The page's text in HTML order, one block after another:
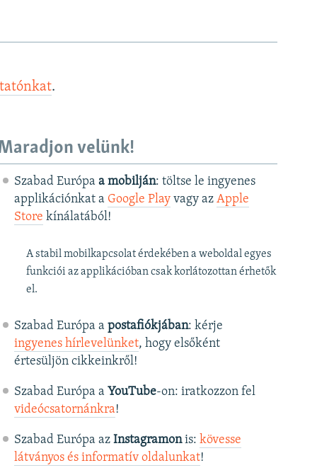
.
velünk!
Szabad Európa a mobilján: töltse le ingyenes
applikációnkat a Google Playvagy az Apple
Store kínálatából!
A stabil mobilkapcsolat érdekében a weboldal egyes
funkciói az applikációban csak korlátozottan érhetők
el.
Szabad Európa a postafiókjában: kérje
ingyenes hírlevelünket, hogy elsőként
értesüljön cikkeinkről!
Szabad Európa a YouTube-on: iratkozzon fel
videócsatornánkra!
Szabad Európa az Instagramonis: kövesse
látványos és informatív oldalunkat! ​